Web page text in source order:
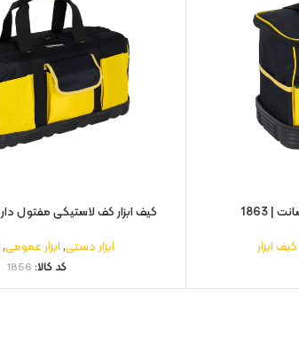
کیف ابزار
کیف ابزار کف لاستیکی مفتول‌ دار 62 سانت | 1856
ابزار دستی,ابزار عمومی,
کد کالا: 1856